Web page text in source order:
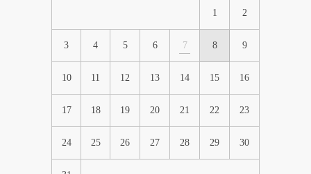
1 2
3 4 5 6 7 8 9
10 11 12 13 14 15 16
17 18 19 20 21 22 23
24 25 26 27 28 29 30